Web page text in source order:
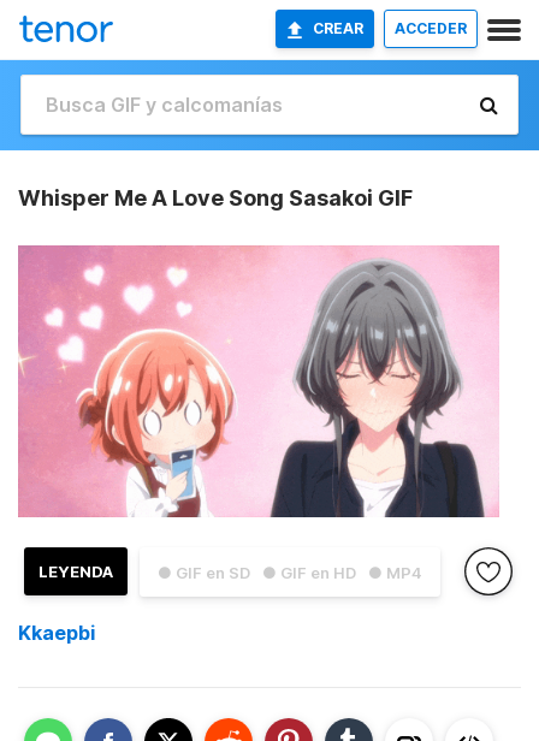
CREAR ACCEDER
Whisper Me A Love Song Sasakoi GIF
● GIF en SD ● GIF en HD ● MP4
LEYENDA
Kkaepbi